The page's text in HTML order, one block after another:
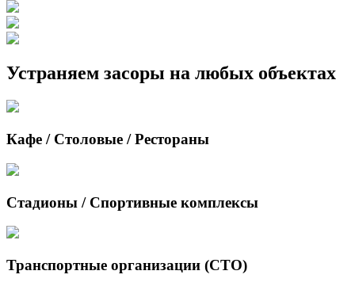
Устраняем засоры на любых объектах
Кафе / Столовые / Рестораны
Стадионы / Спортивные комплексы
Транспортные организации (СТО)